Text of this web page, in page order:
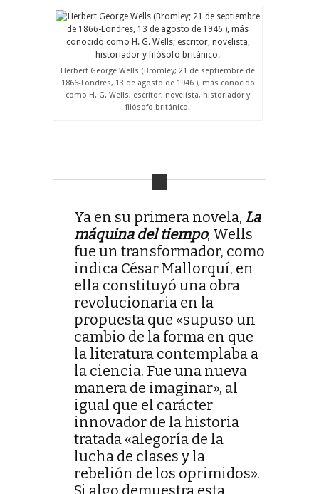
Herbert George Wells (Bromley; 21 de septiembre de
1866-Londres, 13 de agosto de 1946 ), más conocido
como H. G. Wells; escritor, novelista, historiador y
filósofo británico.
Ya en su primera novela, La
máquina del tiempo, Wells
fue un transformador, como
indica César Mallorquí, en
ella constituyó una obra
revolucionaria en la
propuesta que «supuso un
cambio de la forma en que
la literatura contemplaba a
la ciencia. Fue una nueva
manera de imaginar», al
igual que el carácter
innovador de la historia
tratada «alegoría de la
lucha de clases y la
rebelión de los oprimidos».
Si algo demuestra esta